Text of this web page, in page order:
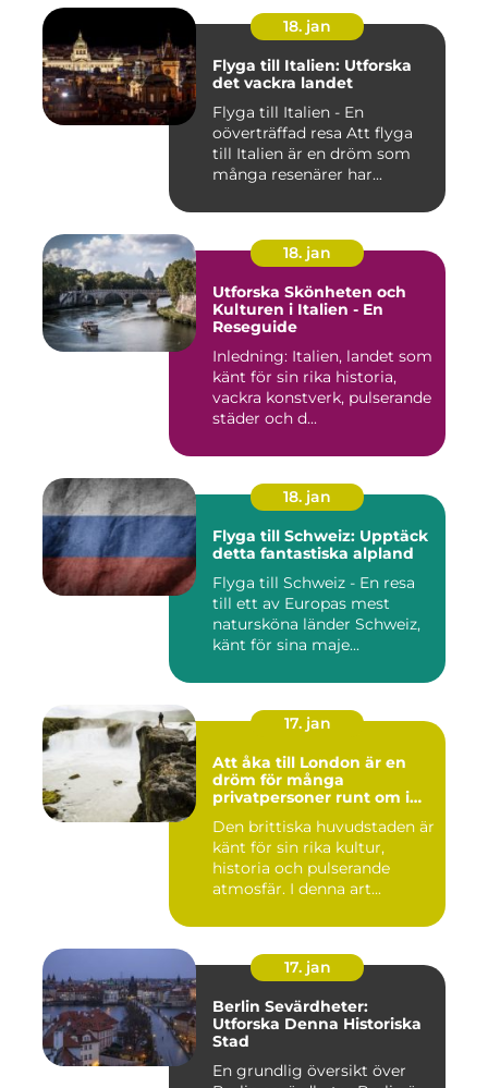
18. jan
Flyga till Italien: Utforska
det vackra landet
Flyga till Italien - En
oöverträffad resa Att flyga
till Italien är en dröm som
många resenärer har...
18. jan
Utforska Skönheten och
Kulturen i Italien - En
Reseguide
Inledning: Italien, landet som
känt för sin rika historia,
vackra konstverk, pulserande
städer och d...
18. jan
Flyga till Schweiz: Upptäck
detta fantastiska alpland
Flyga till Schweiz - En resa
till ett av Europas mest
natursköna länder Schweiz,
känt för sina maje...
17. jan
Att åka till London är en
dröm för många
privatpersoner runt om i
Den brittiska huvudstaden är
känt för sin rika kultur,
historia och pulserande
atmosfär. I denna art...
17. jan
Berlin Sevärdheter:
Utforska Denna Historiska
Stad
En grundlig översikt över